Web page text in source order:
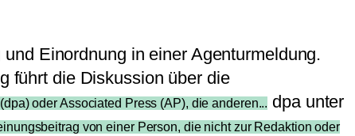
Einordnung in einer Agenturmeldung.
führt die Diskussion über die
oder Associated Press (AP), die anderen... dpa unter
von einer Person, die nicht zur Redaktion oder